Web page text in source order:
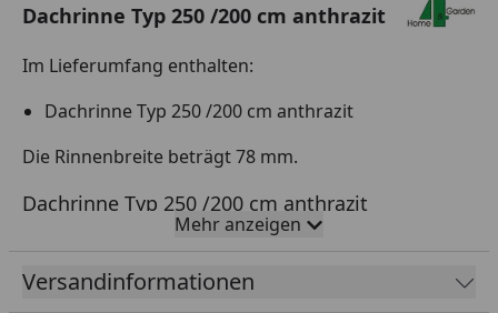
Dachrinne Typ 250 /200 cm anthrazit
Im Lieferumfang enthalten:
Dachrinne Typ 250 /200 cm anthrazit
Die Rinnenbreite beträgt 78 mm.
Dachrinne Typ 250 /200 cm anthrazit
Unsere Dachrinne Typ 250 /200 cm in der Farbe
anthrazit ist die perfekte Lösung für Ihr Dach. Mit
Mehr anzeigen
Versandinformationen